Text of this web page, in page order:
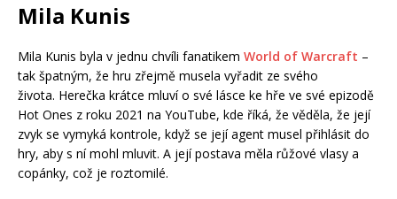
Mila Kunis
Mila Kunis byla v jednu chvíli fanatikem World of Warcraft –
tak špatným, že hru zřejmě musela vyřadit ze svého
života. Herečka krátce mluví o své lásce ke hře ve své epizodě
Hot Ones z roku 2021 na YouTube, kde říká, že věděla, že její
zvyk se vymyká kontrole, když se její agent musel přihlásit do
hry, aby s ní mohl mluvit. A její postava měla růžové vlasy a
copánky, což je roztomilé.